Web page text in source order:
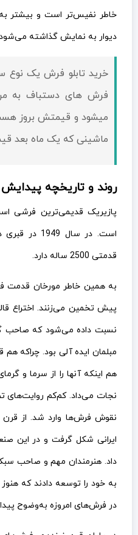
خاطر نفیس‌تر است و بیشتر
دیوار به نمایش گذاشته
خرید تابلو فرش یک نوع
فرش های دستباف به
میشود و قيمتش بروز
ماشینی که یک ماه بعد
روند و تاریخچه پیدایش
پازیریک قدیمی‌ترین فرشی
است. در سال
قدمتی 2500 ساله دارد.
پیش تخمین می‌زنند. اختراع
نسبت داده می‌شود که صاحب
مبلمان ایده آلی بود. چراکه
هم اینکه آنها را از سرما و
نجات می‌داد. کم‌کم روایت‌های
نقوش فرش‌ها وارد شد. از قرن
ایرانی شکل گرفت و در این
داد. هنرمندان مهم و صاحب
به خود را توسعه دادند که
در فرش‌های امروزه به‌وضوح